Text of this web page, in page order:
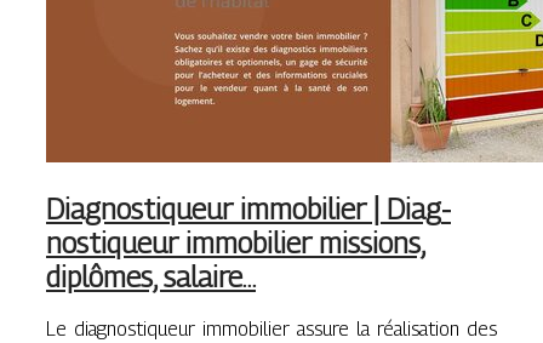
Diag­nosti­queur immobilier | Diag­
nosti­queur immobilier missions,
diplômes, salaire…
Le diagnostiqueur immobilier assure la réalisation des